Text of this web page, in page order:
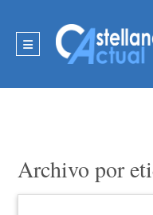
Archivo por